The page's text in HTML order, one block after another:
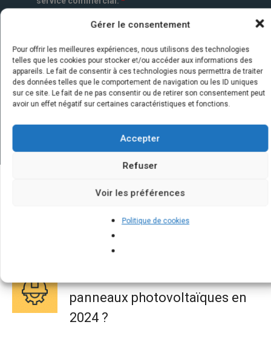
Gérer le consentement
Pour offrir les meilleures expériences, nous utilisons des technologies
telles que les cookies pour stocker et/ou accéder aux informations des
appareils. Le fait de consentir à ces technologies nous permettra de traiter
des données telles que le comportement de navigation ou les ID uniques
sur ce site. Le fait de ne pas consentir ou de retirer son consentement peut
avoir un effet négatif sur certaines caractéristiques et fonctions.
Accepter
Refuser
Voir les préférences
Politique de cookies
Quelques infos sur nos centrales
solaires : questions et réponses
panneaux photovoltaïques en
2024 ?